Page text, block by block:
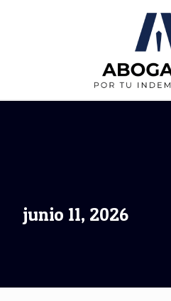
junio 11, 2026